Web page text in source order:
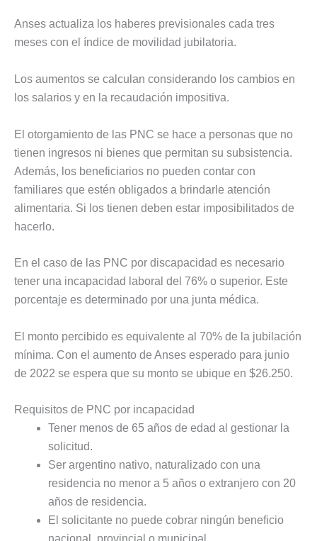
Anses actualiza los haberes previsionales cada tres
meses con el índice de movilidad jubilatoria.
Los aumentos se calculan considerando los cambios en
los salarios y en la recaudación impositiva.
El otorgamiento de las PNC se hace a personas que no
tienen ingresos ni bienes que permitan su subsistencia.
Además, los beneficiarios no pueden contar con
familiares que estén obligados a brindarle atención
alimentaria. Si los tienen deben estar imposibilitados de
hacerlo.
En el caso de las PNC por discapacidad es necesario
tener una incapacidad laboral del 76% o superior. Este
porcentaje es determinado por una junta médica.
El monto percibido es equivalente al 70% de la jubilación
mínima. Con el aumento de Anses esperado para junio
de 2022 se espera que su monto se ubique en $26.250.
Requisitos de PNC por incapacidad
Tener menos de 65 años de edad al gestionar la
solicitud.
Ser argentino nativo, naturalizado con una
residencia no menor a 5 años o extranjero con 20
años de residencia.
El solicitante no puede cobrar ningún beneficio